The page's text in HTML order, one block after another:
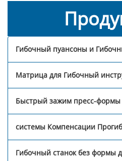
Гибочный пуансоны и
Матрица для Гибочный
Быстрый зажим пресс-
системы Компенсации
Гибочный станок без формы